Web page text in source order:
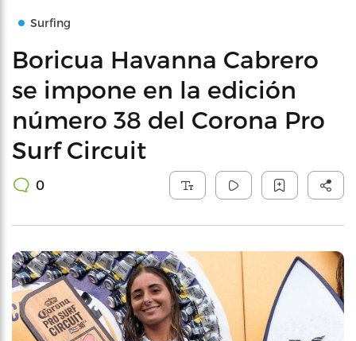
Surfing
Boricua Havanna Cabrero
se impone en la edición
número 38 del Corona Pro
Surf Circuit
0